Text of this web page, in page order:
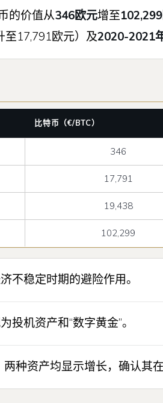
的价值从346欧元增至
至17,791欧元）及2020-2021
比特币（€/BTC）
346
17,791
19,438
102,299
不稳定时期的避险作用。
机资产和“数字黄金”。
种资产均显示增长，确认其